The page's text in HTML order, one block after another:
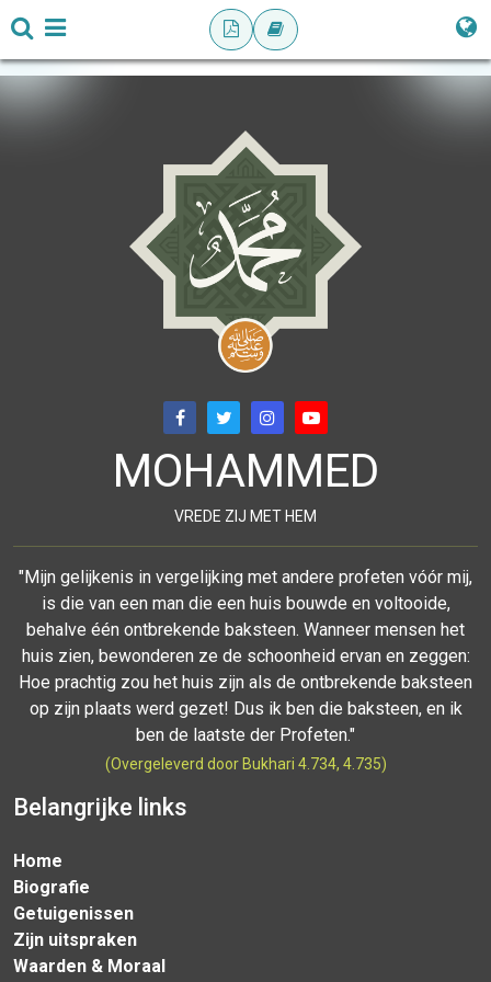
MOHAMMED
VREDE ZIJ MET HEM
"Mijn gelijkenis in vergelijking met andere profeten vóór mij,
is die van een man die een huis bouwde en voltooide,
behalve één ontbrekende baksteen. Wanneer mensen het
huis zien, bewonderen ze de schoonheid ervan en zeggen:
Hoe prachtig zou het huis zijn als de ontbrekende baksteen
op zijn plaats werd gezet! Dus ik ben die baksteen, en ik
ben de laatste der Profeten."
(Overgeleverd door Bukhari 4.734, 4.735)
Belangrijke links
Home
Biografie
Getuigenissen
Zijn uitspraken
Waarden & Moraal